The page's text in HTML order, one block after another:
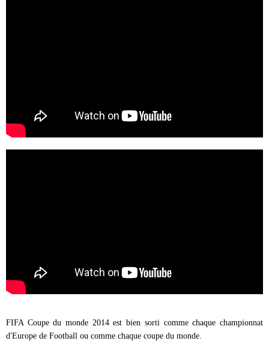
FIFA Coupe du monde 2014 est bien sorti comme chaque championnat
d'Europe de Football ou comme chaque coupe du monde.